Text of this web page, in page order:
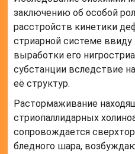
заключению об особой
расстройств кинетики
стриарной системе ввиду
выработки его
субстанции вследствие
её структур.
Растормаживание
стриопаллидарных
сопровождается
бледного шара,